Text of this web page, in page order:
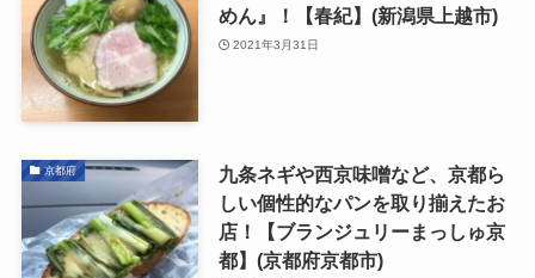
めん』！【春紀】(新潟県上越市)
2021年3月31日
京都府
九条ネギや西京味噌など、京都ら
しい個性的なパンを取り揃えたお
店！【ブランジュリーまっしゅ京
都】(京都府京都市)